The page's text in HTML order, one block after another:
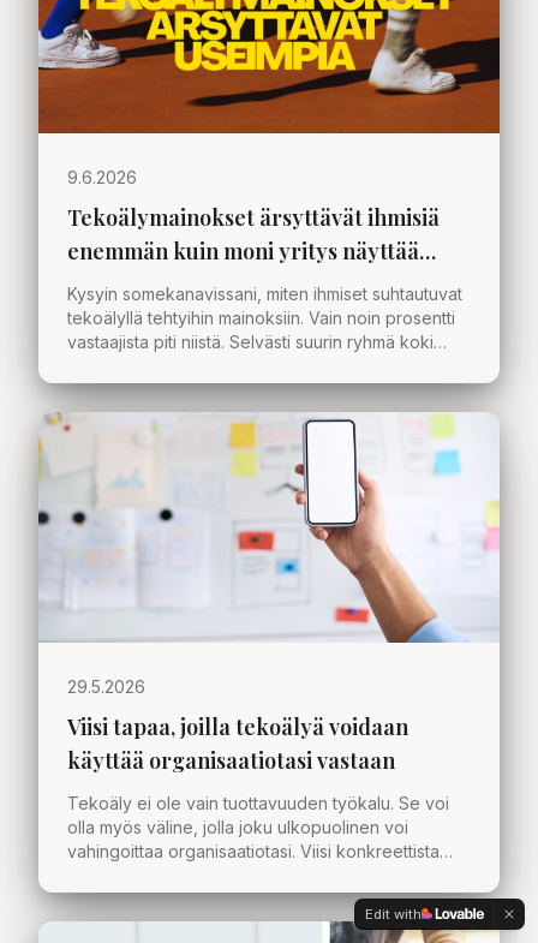
9.6.2026
Tekoälymainokset ärsyttävät ihmisiä
enemmän kuin moni yritys näyttää
ymmärtävän
Kysyin somekanavissani, miten ihmiset suhtautuvat
tekoälyllä tehtyihin mainoksiin. Vain noin prosentti
vastaajista piti niistä. Selvästi suurin ryhmä koki
markkinoinnille?
29.5.2026
Viisi tapaa, joilla tekoälyä voidaan
käyttää organisaatiotasi vastaan
Tekoäly ei ole vain tuottavuuden työkalu. Se voi
olla myös väline, jolla joku ulkopuolinen voi
vahingoittaa organisaatiotasi. Viisi konkreettista
pohtia.
Edit with